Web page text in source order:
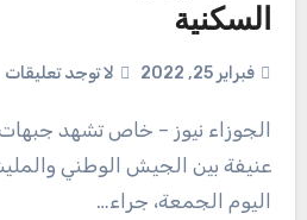
السكنية
فبراير 25, 2022 لا توجد تعليقات
الجوزاء نيوز – خاص تشهد جبهات تعز الشرقية معارك
عنيفة بين الجيش الوطني
اليوم الجمعة، جراء…